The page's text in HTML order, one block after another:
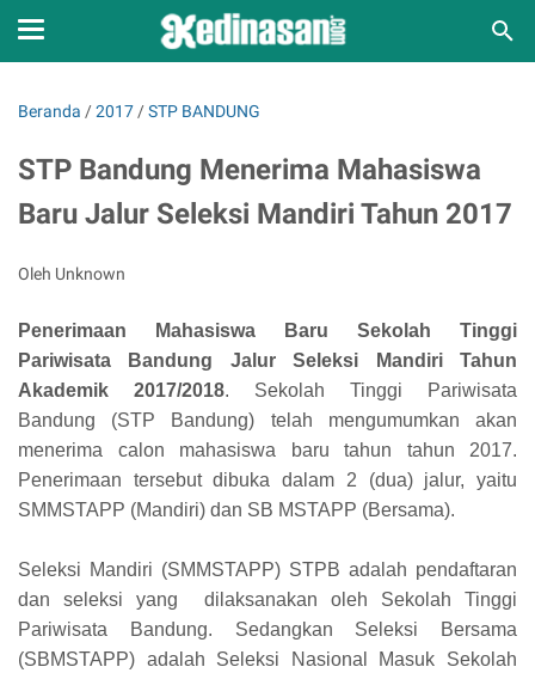
Beranda /2017 /STP BANDUNG
STP Bandung Menerima Mahasiswa
Baru Jalur Seleksi Mandiri Tahun 2017
Oleh Unknown
Penerimaan Mahasiswa Baru Sekolah Tinggi
Pariwisata Bandung Jalur Seleksi Mandiri Tahun
Akademik 2017/2018. Sekolah Tinggi Pariwisata
Bandung (STP Bandung) telah mengumumkan akan
menerima calon mahasiswa baru tahun tahun 2017.
Penerimaan tersebut dibuka dalam 2 (dua) jalur, yaitu
SMMSTAPP (Mandiri) dan SB MSTAPP (Bersama).
Seleksi Mandiri (SMMSTAPP) STPB adalah pendaftaran
dan seleksi yang dilaksanakan oleh Sekolah Tinggi
Pariwisata Bandung. Sedangkan Seleksi Bersama
(SBMSTAPP) adalah Seleksi Nasional Masuk Sekolah